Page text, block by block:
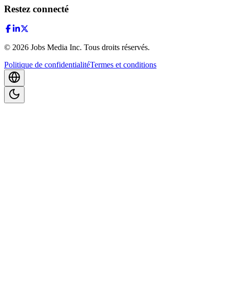
Restez connecté
© 2026 Jobs Media Inc. Tous droits réservés.
Politique de confidentialitéTermes et conditions